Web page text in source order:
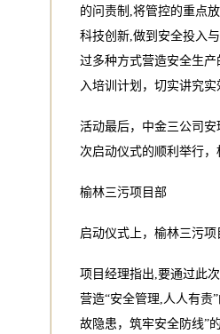
的问责制,将管控的重点
科技创新,做到安全投入
过多种方式营造安全生
入培训计划，切实讲究实
活动最后，中金三公司
次启动仪式的顺利举行，
榆林三污项目部
启动仪式上，榆林三污项
项目经理指出,要通过此
营造“安全管理,人人有责
故隐患，筑牢安全防线”